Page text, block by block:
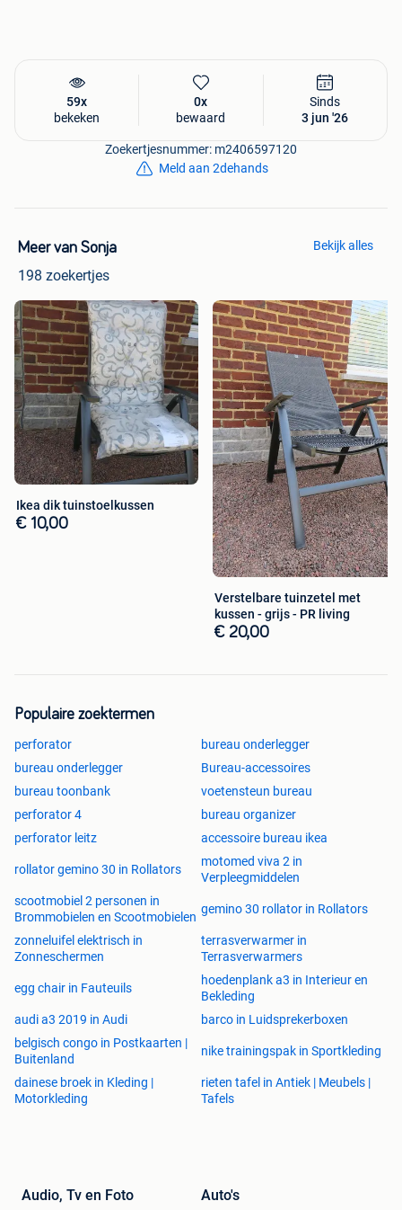
59x
bekeken
0x
bewaard
Sinds
3 jun '26
Zoekertjesnummer: m2406597120
Meld aan 2dehands
Meer van Sonja
198 zoekertjes
Bekijk alles
Ikea dik tuinstoelkussen
€ 10,00
Verstelbare tuinzetel met
kussen - grijs - PR living
€ 20,00
Populaire zoektermen
perforator
bureau onderlegger
bureau onderlegger
Bureau-accessoires
bureau toonbank
voetensteun bureau
perforator 4
bureau organizer
perforator leitz
accessoire bureau ikea
rollator gemino 30 in Rollators
motomed viva 2 in
Verpleegmiddelen
scootmobiel 2 personen in
Brommobielen en Scootmobielen
gemino 30 rollator in Rollators
zonneluifel elektrisch in
Zonneschermen
terrasverwarmer in
Terrasverwarmers
egg chair in Fauteuils
hoedenplank a3 in Interieur en
Bekleding
audi a3 2019 in Audi
barco in Luidsprekerboxen
belgisch congo in Postkaarten |
Buitenland
nike trainingspak in Sportkleding
dainese broek in Kleding |
Motorkleding
rieten tafel in Antiek | Meubels |
Tafels
Audio, Tv en Foto Auto's